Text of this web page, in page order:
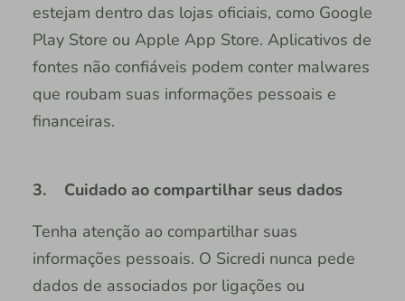
estejam dentro das lojas oficiais, como Google
Play Store ou Apple App Store. Aplicativos de
fontes não confiáveis podem conter malwares
que roubam suas informações pessoais e
financeiras.
3. Cuidado ao compartilhar seus dados
Tenha atenção ao compartilhar suas
informações pessoais. O Sicredi nunca pede
dados de associados por ligações ou